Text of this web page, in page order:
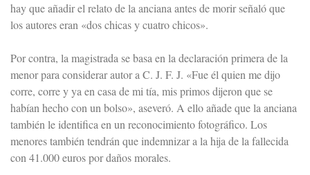
hay que añadir el relato de la anciana antes de morir señaló que
los autores eran «dos chicas y cuatro chicos».
Por contra, la magistrada se basa en la declaración primera de la
menor para considerar autor a C. J. F. J. «Fue él quien me dijo
corre, corre y ya en casa de mi tía, mis primos dijeron que se
habían hecho con un bolso», aseveró. A ello añade que la anciana
también le identifica en un reconocimiento fotográfico. Los
menores también tendrán que indemnizar a la hija de la fallecida
con 41.000 euros por daños morales.